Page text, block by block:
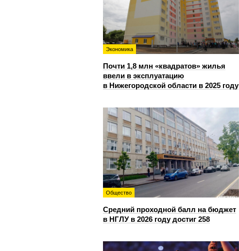
Экономика
Почти 1,8 млн «квадратов» жилья
ввели в эксплуатацию
в Нижегородской области в 2025 году
Общество
Средний проходной балл на бюджет
в НГЛУ в 2026 году достиг 258